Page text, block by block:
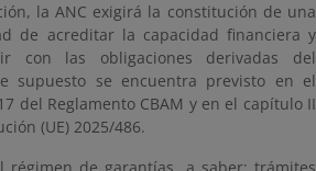
la ANC exigirá la constitución de una
de acreditar la capacidad financiera y
con las obligaciones derivadas del
supuesto se encuentra previsto en el
del Reglamento CBAM y en el capítulo II
(UE) 2025/486.